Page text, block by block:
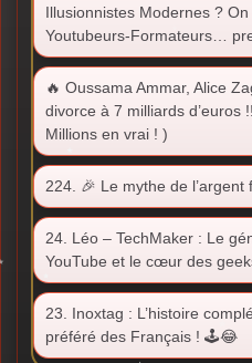
Illusionnistes Modernes ?
Youtubeurs-Formateurs…
🔥 Oussama Ammar, Alice
divorce à 7 milliards d’euros
Millions en vrai ! )
224. 🎉 Le mythe de l’argent
24. Léo – TechMaker : Le
YouTube et le cœur des
23. Inoxtag : L’histoire
préféré des Français ! 🕹️😂